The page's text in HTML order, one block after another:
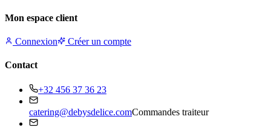
Mon espace client
Connexion Créer un compte
Contact
+32 456 37 36 23
catering@debysdelice.comCommandes traiteur